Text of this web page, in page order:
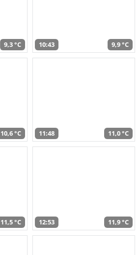
9,3 °C 10:43 9,9 °C
10,6 °C 11:48 11,0 °C
11,5 °C 12:53 11,9 °C